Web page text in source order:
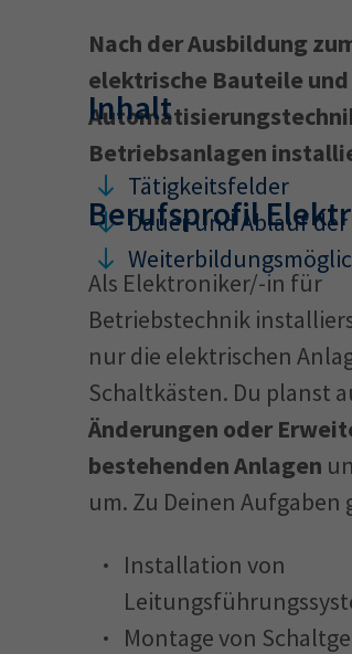
Nach der Ausbildung
elektrische Bauteile
Betriebsanlagen
Inhalt
Tätigkeitsfelder
Dauer und Ablauf
Berufsprofil
Als Elektroniker/-in für
Betriebstechnik
nur die elektrischen
Schaltkästen. Du planst
Änderungen oder
bestehenden Anlagen
um. Zu Deinen Aufgaben
Installation von
Montage von